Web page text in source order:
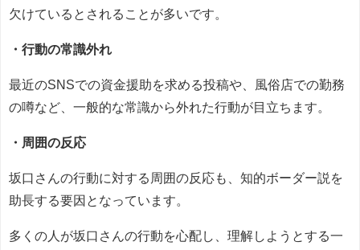
欠けているとされることが多いです。
・行動の常識外れ
最近のSNSでの資金援助を求める投稿や、風俗店での勤務
の噂など、一般的な常識から外れた行動が目立ちます。
・周囲の反応
坂口さんの行動に対する周囲の反応も、知的ボーダー説を
助長する要因となっています。
多くの人が坂口さんの行動を心配し、理解しようとする一